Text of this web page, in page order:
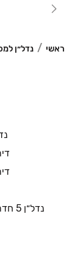
ראשי נדל״ן
נדל״ן 5 חדרים למכירה באזור עפולה והעמקים